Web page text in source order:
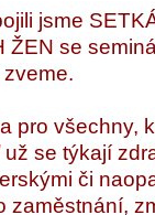
jsme
ŽEN se
pro všechny,
se týkají
či
zaměstnání,